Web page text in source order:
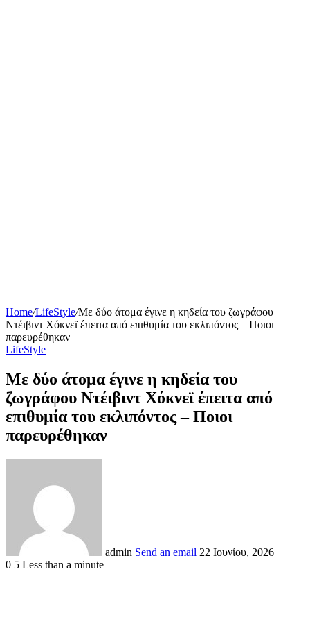
Home/LifeStyle/Με δύο άτομα έγινε η κηδεία του ζωγράφου
Ντέιβιντ Χόκνεϊ έπειτα από επιθυμία του εκλιπόντος – Ποιοι
παρευρέθηκαν
LifeStyle
Με δύο άτομα έγινε η κηδεία του
ζωγράφου Ντέιβιντ Χόκνεϊ έπειτα από
επιθυμία του εκλιπόντος – Ποιοι
παρευρέθηκαν
admin Send an email 22 Ιουνίου, 2026
0 5 Less than a minute